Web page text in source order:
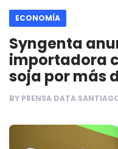
ECONOMÍA
Syngenta
importadora
soja por más
BY PRENSA DATA